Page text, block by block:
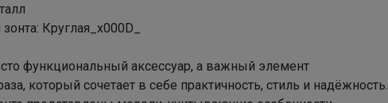
Круглая_x000D_
функциональный аксессуар, а важный элемент
который сочетает в себе практичность, стиль и надёжность.